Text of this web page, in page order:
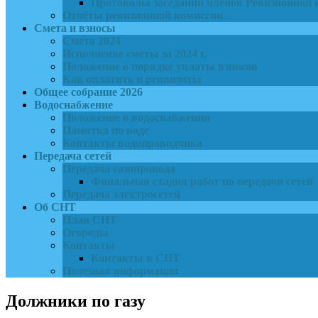
Протоколы заседаний членов Ревизионной
Отчёты ревизионной комиссии
Смета и взносы
Смета 2024
Исполнение сметы за 2024 г.
Положение о порядке уплаты взносов
Как оплатить и реквизиты
Общее собрание 2026
Водоснабжение
Положение о водоснабжении
Памятка по воде
Контакты водопроводчика
Передача сетей
Передача газопровода
Финальная стадия работ по передачи сетей
Передача электросетей
Об СНТ
План СНТ
Огороды
Контакты
Контакты в СНТ
Полезная информация
Должники по газу